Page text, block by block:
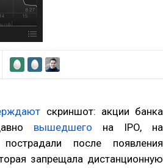
скриншот: акции банка
вышедшего на IPO, на
после появления
запрещала дистанционную